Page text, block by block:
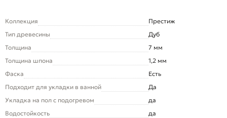
Коллекция
Престиж
Тип древесины
Дуб
Толщина
7 мм
Толщина шпона
1,2 мм
Фаска
Есть
Подходит для укладки в ванной
Да
Укладка на пол c подогревом
да
Водостойкость
да